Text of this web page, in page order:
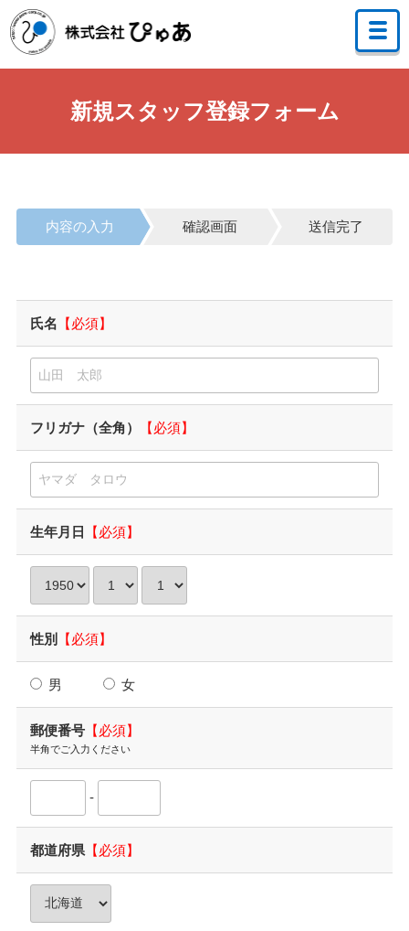
新規スタッフ登録フォーム
内容の入力 確認画面 送信完了
氏名 【必須】
フリガナ（全角） 【必須】
生年月日 【必須】
性別 【必須】
男 女
郵便番号【必須】
半角でご入力ください
-
都道府県【必須】